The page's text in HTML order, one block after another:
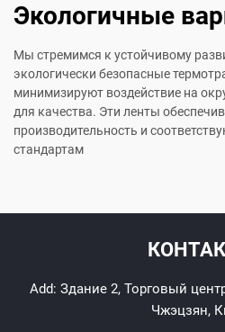
Экологичные
Мы стремимся к устойчивому
экологически безопасные
минимизируют воздействие на
для качества. Эти ленты
производительность и
стандартам
Add: Здание 2, Торговый
Чжэцзян,